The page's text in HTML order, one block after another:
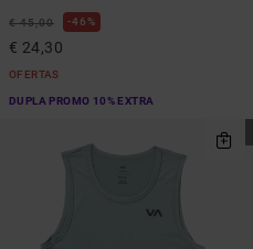
€ 45,00 46%
€ 24,30
OFERTAS
DUPLA PROMO 10% EXTRA